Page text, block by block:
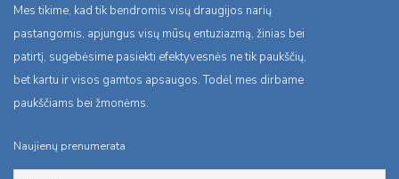
Mes tikime, kad tik bendromis visų draugijos narių
pastangomis, apjungus visų mūsų entuziazmą, žinias bei
patirtį, sugebėsime pasiekti efektyvesnės ne tik paukščių,
bet kartu ir visos gamtos apsaugos. Todėl mes dirbame
paukščiams bei žmonėms.
Naujienų prenumerata